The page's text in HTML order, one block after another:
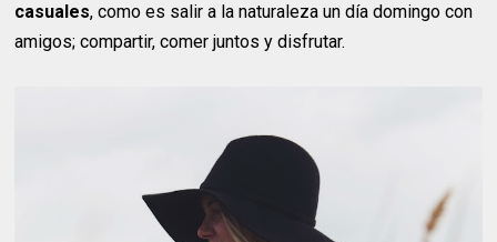
casuales, como es salir a la naturaleza un día domingo con
amigos; compartir, comer juntos y disfrutar.